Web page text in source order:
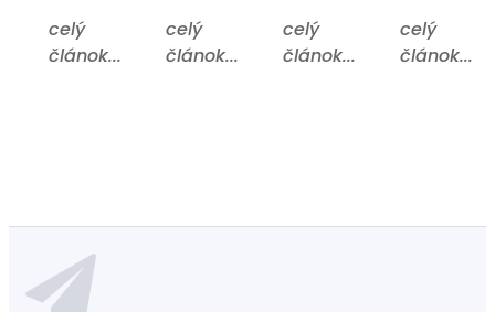
celý
článok...
celý
článok...
celý
článok...
celý
článok...